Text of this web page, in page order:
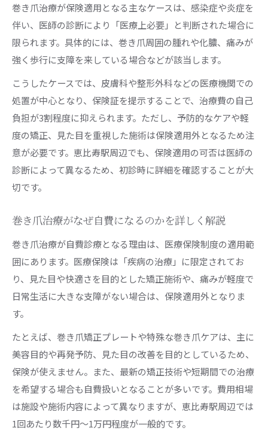
巻き爪治療が保険適用となる主なケースは、感染症や炎症を
伴い、医師の診断により「医療上必要」と判断された場合に
限られます。具体的には、巻き爪周囲の腫れや化膿、痛みが
強く歩行に支障を来している場合などが該当します。
こうしたケースでは、皮膚科や整形外科などの医療機関での
処置が中心となり、保険証を提示することで、治療費の自己
負担が3割程度に抑えられます。ただし、予防的なケアや軽
度の矯正、見た目を重視した施術は保険適用外となるため注
意が必要です。恵比寿駅周辺でも、保険適用の可否は医師の
診断によって異なるため、初診時に詳細を確認することが大
切です。
巻き爪治療がなぜ自費になるのかを詳しく解説
巻き爪治療が自費診療となる理由は、医療保険制度の適用範
囲にあります。医療保険は「疾病の治療」に限定されてお
り、見た目や快適さを目的とした矯正施術や、痛みが軽度で
日常生活に大きな支障がない場合は、保険適用外となりま
す。
たとえば、巻き爪矯正プレートや特殊な巻き爪ケアは、主に
美容目的や再発予防、見た目の改善を目的としているため、
保険が使えません。また、最新の矯正技術や短期間での治療
を希望する場合も自費扱いとなることが多いです。費用相場
は施設や施術内容によって異なりますが、恵比寿駅周辺では
1回あたり数千円～1万円程度が一般的です。